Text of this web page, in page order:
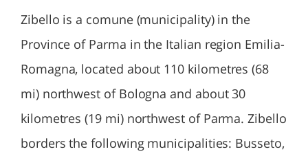
Zibello is a comune (municipality) in the
Province of Parma in the Italian region Emilia-
Romagna, located about 110 kilometres (68
mi) northwest of Bologna and about 30
kilometres (19 mi) northwest of Parma. Zibello
borders the following municipalities: Busseto,